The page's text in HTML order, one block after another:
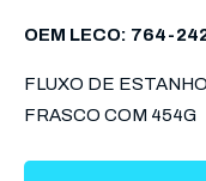
OEM LECO: 764-
FLUXO DE
FRASCO COM 454G